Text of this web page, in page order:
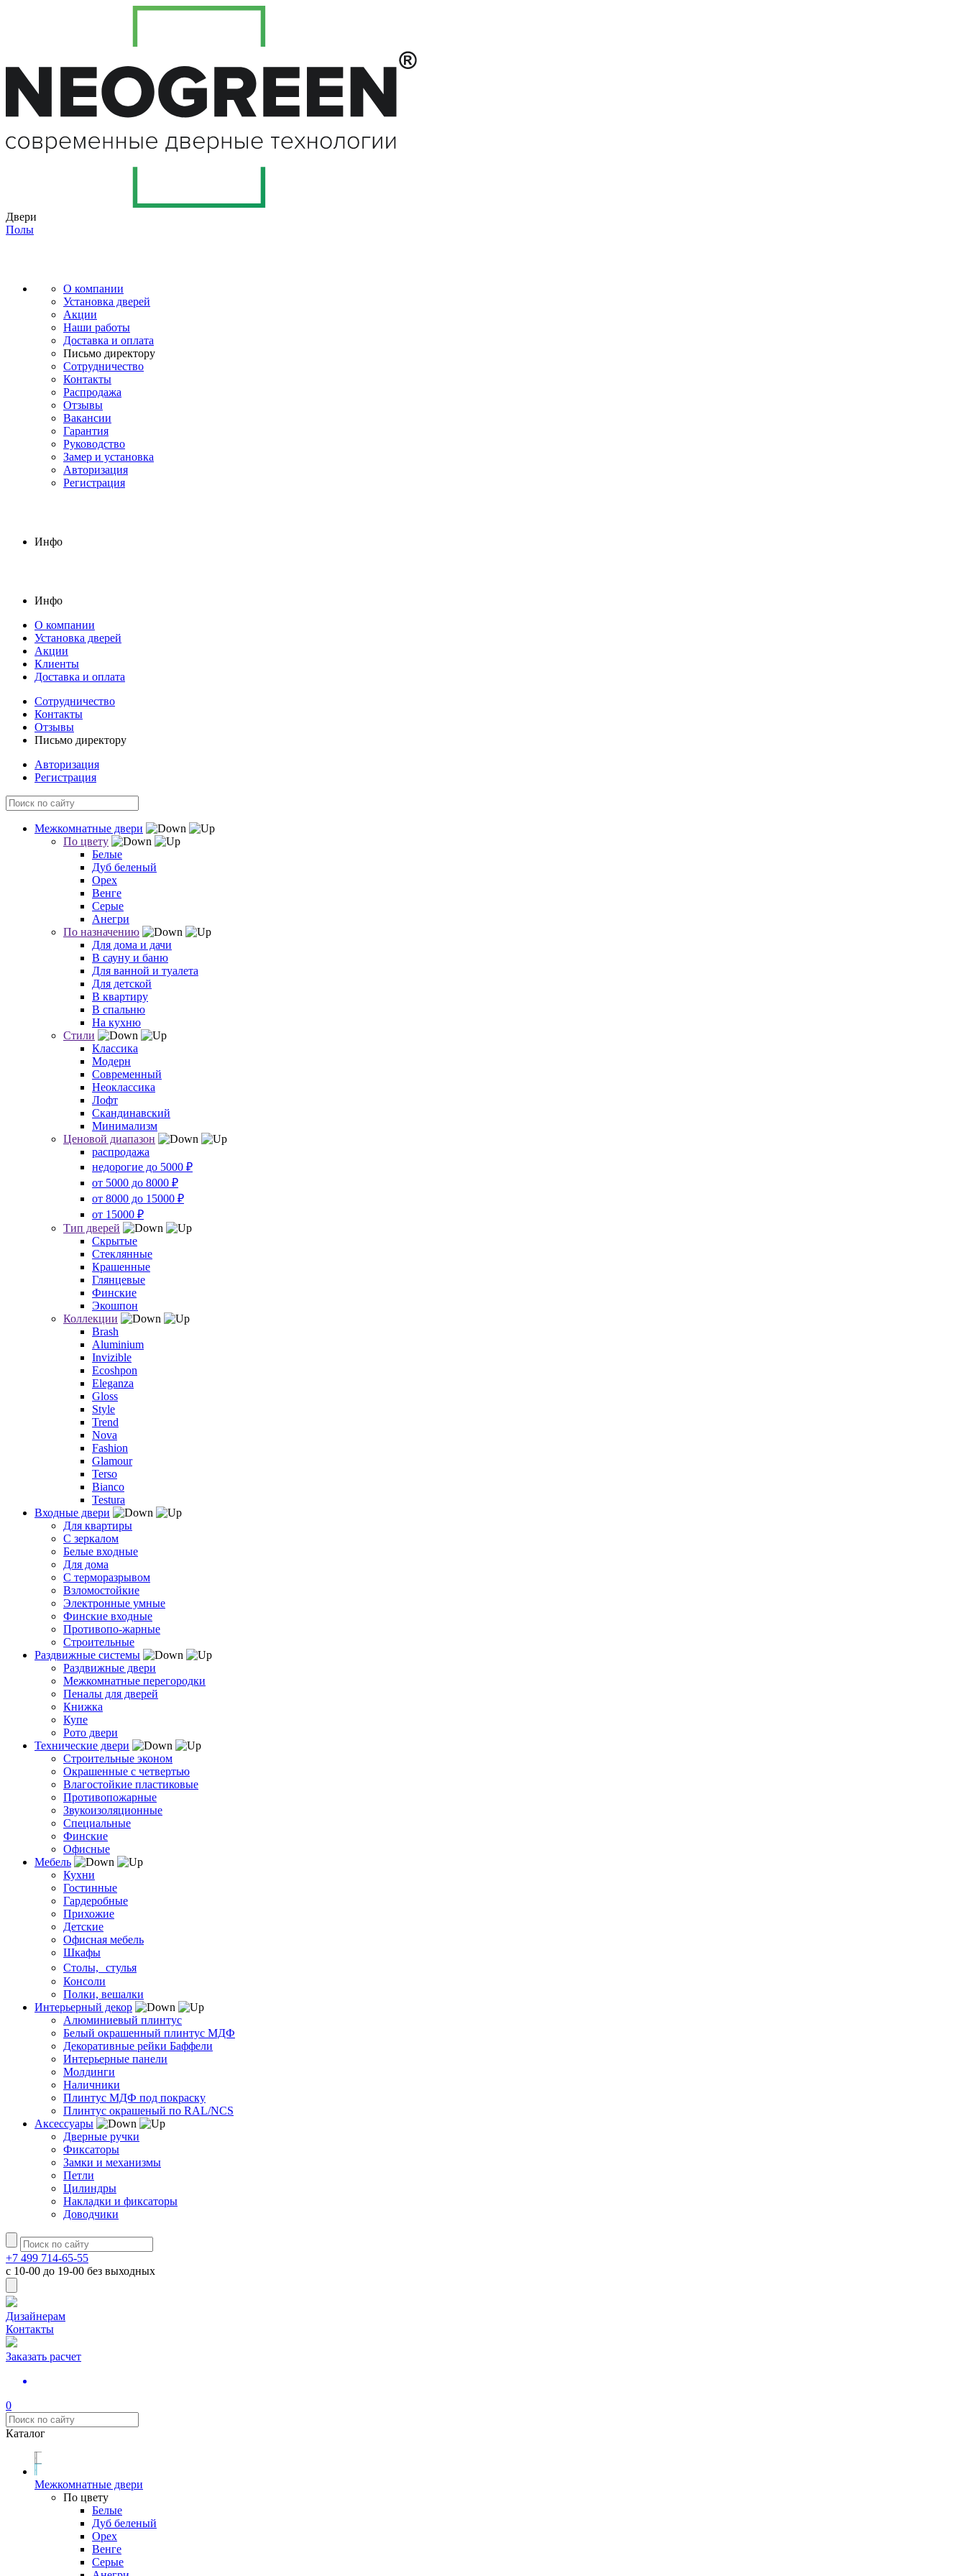
Двери
Полы
О компании
Установка дверей
Акции
Наши работы
Доставка и оплата
Письмо директору
Сотрудничество
Контакты
Распродажа
Отзывы
Вакансии
Гарантия
Руководство
Замер и установка
Авторизация
Регистрация
Инфо
Инфо
О компании
Установка дверей
Акции
Клиенты
Доставка и оплата
Сотрудничество
Контакты
Отзывы
Письмо директору
Авторизация
Регистрация
Межкомнатные двери
По цвету
Белые
Дуб беленый
Орех
Венге
Серые
Анегри
По назначению
Для дома и дачи
В сауну и баню
Для ванной и туалета
Для детской
В квартиру
В спальню
На кухню
Стили
Классика
Модерн
Современный
Неоклассика
Лофт
Скандинавский
Минимализм
Ценовой диапазон
распродажа
недорогие до 5000 ₽
от 5000 до 8000 ₽
от 8000 до 15000 ₽
от 15000 ₽
Тип дверей
Скрытые
Стеклянные
Крашенные
Глянцевые
Финские
Экошпон
Коллекции
Brash
Aluminium
Invizible
Ecoshpon
Eleganza
Gloss
Style
Trend
Nova
Fashion
Glamour
Terso
Bianco
Testura
Входные двери
Для квартиры
С зеркалом
Белые входные
Для дома
С терморазрывом
Взломостойкие
Электронные умные
Финские входные
Противопо-жарные
Строительные
Раздвижные системы
Раздвижные двери
Межкомнатные перегородки
Пеналы для дверей
Книжка
Купе
Рото двери
Технические двери
Строительные эконом
Окрашенные с четвертью
Влагостойкие пластиковые
Противопожарные
Звукоизоляционные
Специальные
Финские
Офисные
Мебель
Кухни
Гостинные
Гардеробные
Прихожие
Детские
Офисная мебель
Шкафы
Столы, стулья
Консоли
Полки, вешалки
Интерьерный декор
Алюминиевый плинтус
Белый окрашенный плинтус МДФ
Декоративные рейки Баффели
Интерьерные панели
Молдинги
Наличники
Плинтус МДФ под покраску
Плинтус окрашеный по RAL/NCS
Аксессуары
Дверные ручки
Фиксаторы
Замки и механизмы
Петли
Цилиндры
Накладки и фиксаторы
Доводчики
+7 499 714-65-55
с 10-00 до 19-00 без выходных
Дизайнерам
Контакты
Заказать расчет
0
Каталог
Межкомнатные двери
По цвету
Белые
Дуб беленый
Орех
Венге
Серые